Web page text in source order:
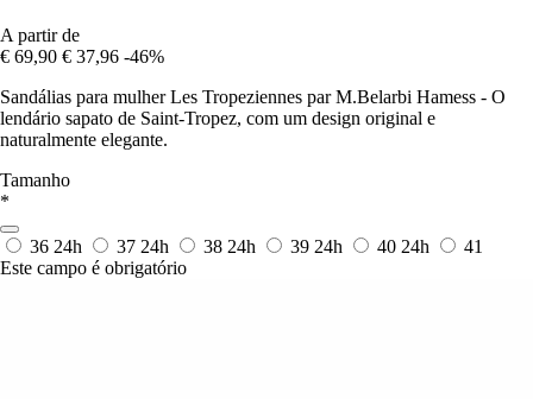
A partir de
€ 69,90 € 37,96 -46%
Sandálias para mulher Les Tropeziennes par M.Belarbi Hamess - O
lendário sapato de Saint-Tropez, com um design original e
naturalmente elegante.
Tamanho
*
36 24h 37 24h 38 24h 39 24h 40 24h
41
Este campo é obrigatório